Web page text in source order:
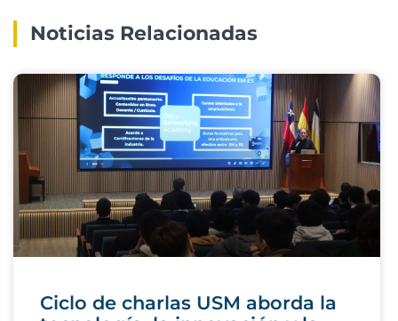
Noticias Relacionadas
Ciclo de charlas USM aborda la